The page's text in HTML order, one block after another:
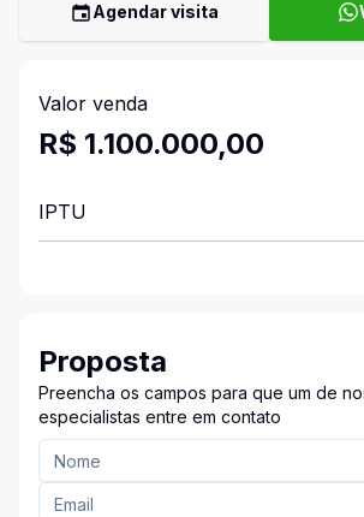
Agendar visita
Valor venda
R$ 1.100.000,00
IPTU
Proposta
Preencha os campos para que um de
especialistas entre em contato